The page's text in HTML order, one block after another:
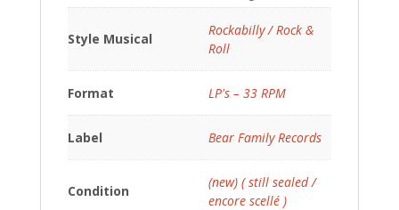
Style Musical
Rockabilly / Rock &
Roll
Format LP's – 33 RPM
Label Bear Family Records
Condition
(new) ( still sealed /
encore scellé )